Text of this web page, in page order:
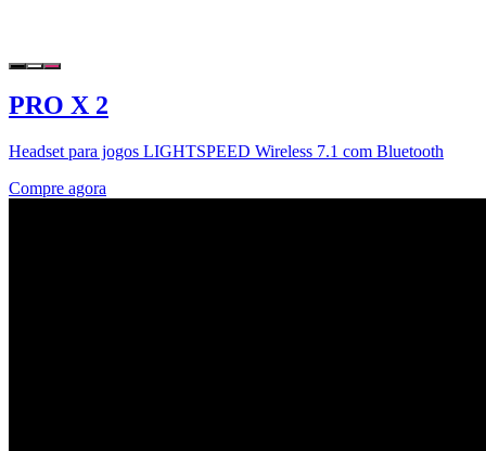
PRO X 2
Headset para jogos LIGHTSPEED Wireless 7.1 com Bluetooth
Compre agora